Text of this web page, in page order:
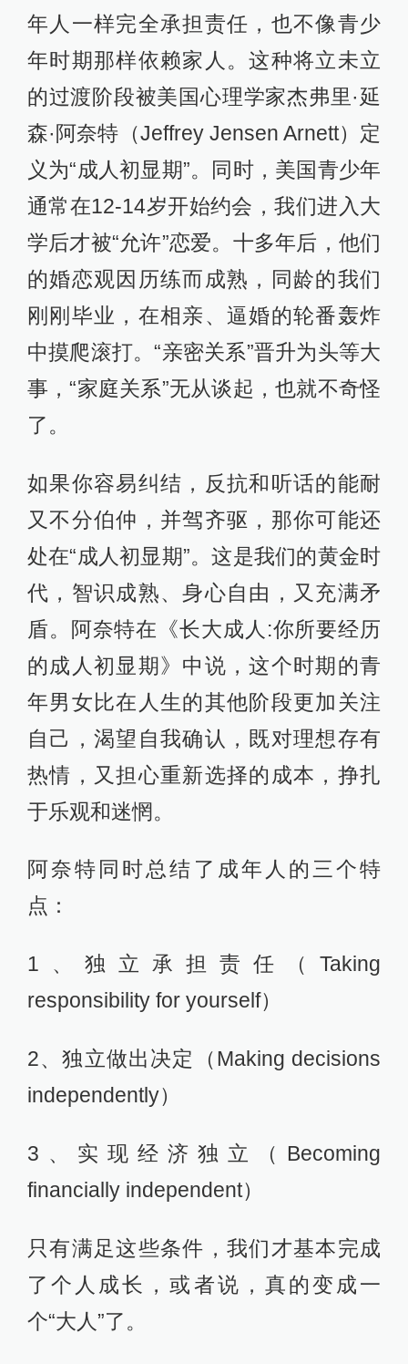
年人一样完全承担责任，也不像青少
年时期那样依赖家人。这种将立未立
的过渡阶段被美国心理学家杰弗里·延
森·阿奈特（Jeffrey Jensen Arnett）定
义为“成人初显期”。同时，美国青少年
通常在12-14岁开始约会，我们进入大
学后才被“允许”恋爱。十多年后，他们
的婚恋观因历练而成熟，同龄的我们
刚刚毕业，在相亲、逼婚的轮番轰炸
中摸爬滚打。“亲密关系”晋升为头等大
事，“家庭关系”无从谈起，也就不奇怪
了。
如果你容易纠结，反抗和听话的能耐
又不分伯仲，并驾齐驱，那你可能还
处在“成人初显期”。这是我们的黄金时
代，智识成熟、身心自由，又充满矛
盾。阿奈特在《长大成人:你所要经历
的成人初显期》中说，这个时期的青
年男女比在人生的其他阶段更加关注
自己，渴望自我确认，既对理想存有
热情，又担心重新选择的成本，挣扎
于乐观和迷惘。
阿奈特同时总结了成年人的三个特
点：
1、独立承担责任（Taking
responsibility for yourself）
2、独立做出决定（Making decisions
independently）
3、实现经济独立（Becoming
financially independent）
只有满足这些条件，我们才基本完成
了个人成长，或者说，真的变成一
个“大人”了。